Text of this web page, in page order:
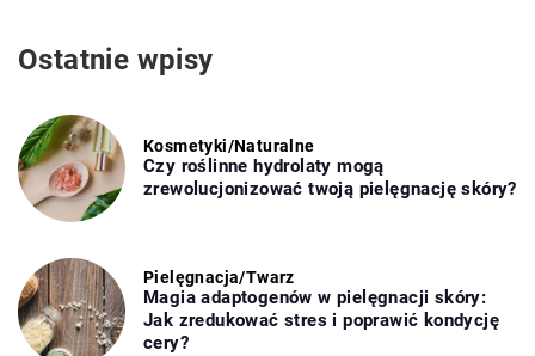
Ostatnie wpisy
Kosmetyki/Naturalne
Czy roślinne hydrolaty mogą
zrewolucjonizować twoją pielęgnację skóry?
Pielęgnacja/Twarz
Magia adaptogenów w pielęgnacji skóry:
Jak zredukować stres i poprawić kondycję
cery?